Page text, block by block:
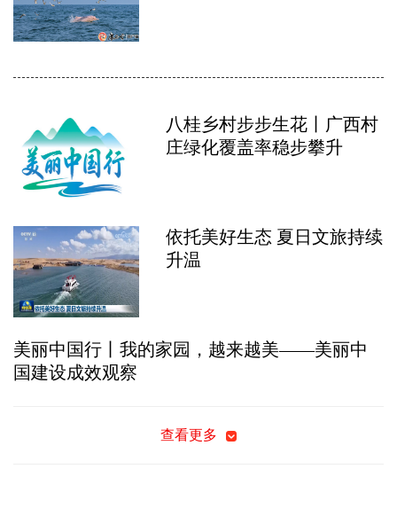
八桂乡村步步生花丨广西村
庄绿化覆盖率稳步攀升
依托美好生态 夏日文旅持续
升温
美丽中国行丨我的家园，越来越美——美丽中
国建设成效观察
查看更多